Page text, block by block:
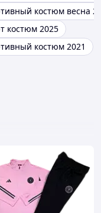
костюм весна
костюм 2025
костюм 2021